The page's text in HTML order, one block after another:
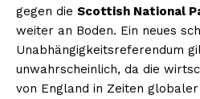
gegen die Scottish National
weiter an Boden. Ein neues
Unabhängigkeitsreferendum
unwahrscheinlich, da die
von England in Zeiten